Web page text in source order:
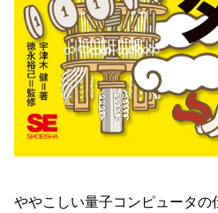
ややこしい量子コンピュータの